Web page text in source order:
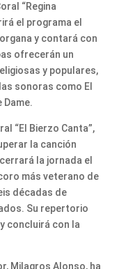
“Regina
el programa el
y contará con
ofrecerán un
y populares,
sonoras como El
Dame.
“El Bierzo Canta”,
la canción
la jornada el
más veterano de
décadas de
Su repertorio
concluirá con la
Milagros Alonso, ha